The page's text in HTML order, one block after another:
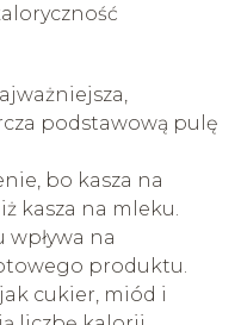
podstawową pulę
bo kasza na
kasza na mleku.
na
produktu.
cukier, miód i